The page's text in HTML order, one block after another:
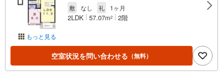
もっと見る
敷
なし 礼 1ヶ月
2LDK 57.07m2 2階
空室状況を問い合わせる （無料）